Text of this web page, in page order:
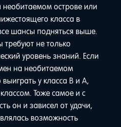
острове или
класса в
шансы подняться выше.
не только
уровень знаний. Если
на необитаемом
у класса B и A,
Тоже самое и с
он и зависел от удачи,
возможность